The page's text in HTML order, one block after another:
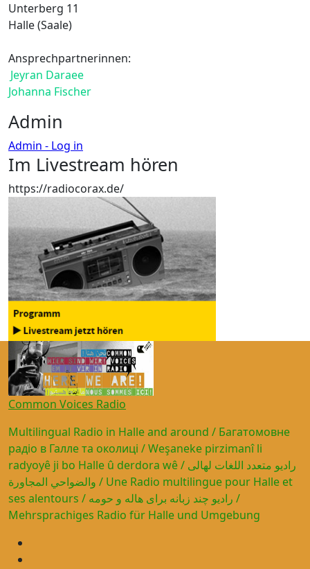
Unterberg 11
Halle (Saale)
Ansprechpartnerinnen:
Jeyran Daraee
Johanna Fischer
Admin
Admin - Log in
Im Livestream hören
https://radiocorax.de/
Common Voices Radio
Multilingual Radio in Halle and around / Багатомовне
радіо в Галле та околиці / Weşaneke pirzimanî li
radyoyê ji bo Halle û derdora wê / راديو متعدد اللغات لهالى
والضواحي المجاورة / Une Radio multilingue pour Halle et
ses alentours / رادیو چند زبانه برای هاله و حومه /
Mehrsprachiges Radio für Halle und Umgebung